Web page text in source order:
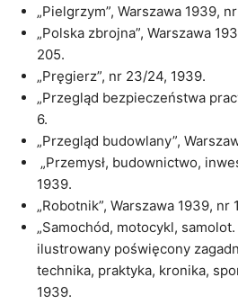
„Pielgrzym”, Warszawa 1939, nr
„Polska zbrojna”, Warszawa
205.
„Pręgierz”, nr 23/24, 1939.
„Przegląd bezpieczeństwa
6.
„Przegląd budowlany”,
„Przemysł, budownictwo,
1939.
„Robotnik”, Warszawa 1939, nr
„Samochód, motocykl,
ilustrowany poświęcony
technika, praktyka, kronika,
1939.